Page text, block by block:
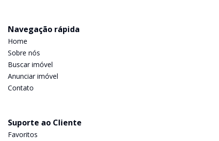
Navegação rápida
Home
Sobre nós
Buscar imóvel
Anunciar imóvel
Contato
Suporte ao Cliente
Favoritos